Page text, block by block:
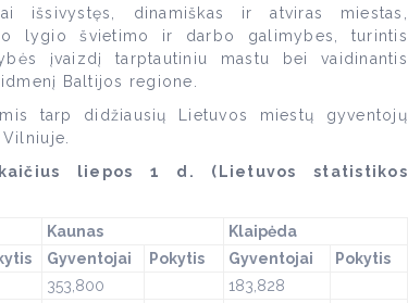
išsivystęs, dinamiškas ir atviras miestas,
lygio švietimo ir darbo galimybes, turintis
įvaizdį tarptautiniu mastu bei vaidinantis
Baltijos regione.
tarp didžiausių Lietuvos miestų gyventojų
liepos 1 d. (Lietuvos statistikos
Kaunas
Klaipėda
Gyventojai Pokytis Gyventojai
Pokytis
353,800
183,828